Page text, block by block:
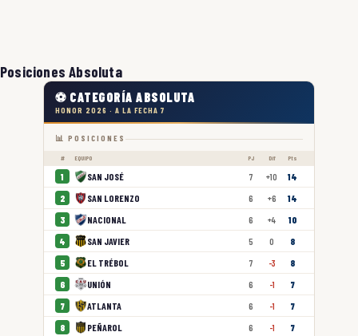
Posiciones Absoluta
⚽ CATEGORÍA ABSOLUTA
HONOR 2026 · A LA FECHA 7
📊 POSICIONES
# EQUIPO PJ Dif Pts
1 SAN JOSÉ 7 +10 14
2 SAN LORENZO 6 +6 14
3 NACIONAL 6 +4 10
4 SAN JAVIER 5 0 8
5 EL TRÉBOL 7 -3 8
6 UNIÓN 6 -1 7
7 ATLANTA 6 -1 7
8 PEÑAROL 6 -1 7